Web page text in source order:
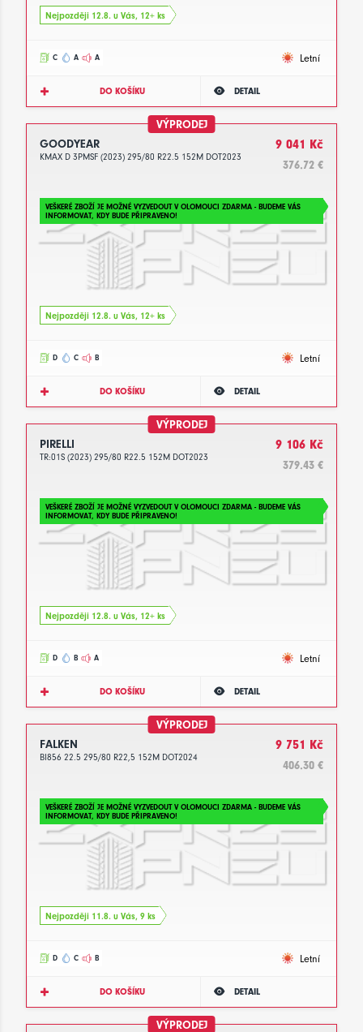
Nejpozději 12.8. u Vás, 12+ ks
C A A Letní
DO KOŠÍKU DETAIL
VÝPRODEJ
GOODYEAR
KMAX D 3PMSF (2023) 295/80 R22.5 152M DOT2023
9 041 Kč
376.72 €
VEŠKERÉ ZBOŽÍ JE MOŽNÉ VYZVEDOUT V OLOMOUCI ZDARMA - BUDEME VÁS
INFORMOVAT, KDY BUDE PŘIPRAVENO!
Nejpozději 12.8. u Vás, 12+ ks
D C B Letní
DO KOŠÍKU DETAIL
VÝPRODEJ
PIRELLI
TR:01S (2023) 295/80 R22.5 152M DOT2023
9 106 Kč
379.43 €
VEŠKERÉ ZBOŽÍ JE MOŽNÉ VYZVEDOUT V OLOMOUCI ZDARMA - BUDEME VÁS
INFORMOVAT, KDY BUDE PŘIPRAVENO!
Nejpozději 12.8. u Vás, 12+ ks
D B A Letní
DO KOŠÍKU DETAIL
VÝPRODEJ
FALKEN
BI856 22.5 295/80 R22,5 152M DOT2024
9 751 Kč
406.30 €
VEŠKERÉ ZBOŽÍ JE MOŽNÉ VYZVEDOUT V OLOMOUCI ZDARMA - BUDEME VÁS
INFORMOVAT, KDY BUDE PŘIPRAVENO!
Nejpozději 11.8. u Vás, 9 ks
D C B Letní
DO KOŠÍKU DETAIL
VÝPRODEJ